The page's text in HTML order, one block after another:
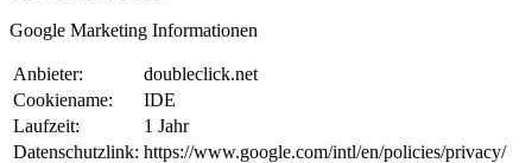
Google Marketing Informationen
Anbieter:
doubleclick.net
Cookiename:
IDE
Laufzeit:
1 Jahr
Datenschutzlink: https://www.google.com/intl/en/policies/privacy/